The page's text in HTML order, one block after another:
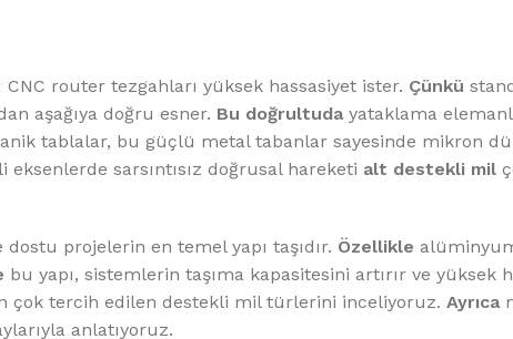
router tezgahları yüksek hassasiyet ister. Çünkü
aşağıya doğru esner. Bu doğrultuda yataklama
tablalar, bu güçlü metal tabanlar sayesinde mikron
eksenlerde sarsıntısız doğrusal hareketi alt destekli mil
projelerin en temel yapı taşıdır. Özellikle
bu yapı, sistemlerin taşıma kapasitesini artırır ve yüksek
çok tercih edilen destekli mil türlerini inceliyoruz. Ayrıca
anlatıyoruz.